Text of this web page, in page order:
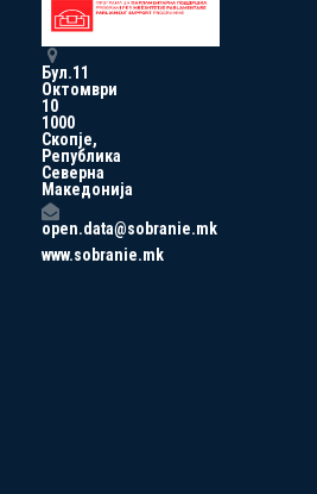
Бул.11
Октомври
10
1000
Скопје,
Република
Северна
Македонија
open.data@sobranie.mk
www.sobranie.mk